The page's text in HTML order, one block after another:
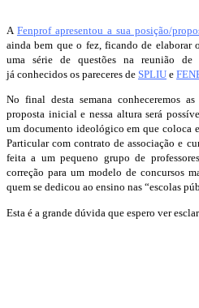
A Fenprof apresentou a sua posição/
ainda bem que o fez, ficando de elaborar
uma série de questões na reunião
já conhecidos os pareceres de SPLIU e
No final desta semana conheceremos
proposta inicial e nessa altura será
um documento ideológico em que coloca
Particular com contrato de associação e
feita a um pequeno grupo de
correção para um modelo de concursos
quem se dedicou ao ensino nas “escolas
Esta é a grande dúvida que espero ver